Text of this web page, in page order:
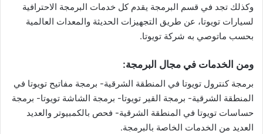
وكذلك تجد في قسم البرمجة يقدم كل خدمات البرمجة الاحترافية
لسيارات تويوتا، عن طريق التجهيزات الحديثة والمعدات العالمية
بحسب ماتوصي به شركة تويوتا.
ومن الخدمات في مجال البرمجة:
برمجة كنترول تويوتا في المنطقة الشرقية- برمجة مفاتيح تويوتا في
المنطقة الشرقية- برمجة القير تويوتا- برمجة الشاشة تويوتا- برمجة
حساسات تويوتا في المنطقة الشرقية- فحص بالكمبيوتر والعديد
العديد من الخدمات الخاصة بالبرمجة.